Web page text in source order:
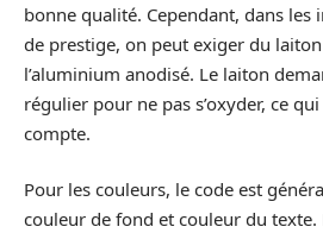
bonne qualité. Cependant, dans les
de prestige, on peut exiger du
l’aluminium anodisé. Le laiton
régulier pour ne pas s’oxyder, ce
compte.
Pour les couleurs, le code est
couleur de fond et couleur du texte.